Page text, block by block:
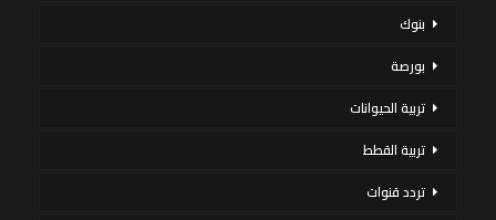
بنوك
بورصة
تربية الحيوانات
تربية القطط
تردد قنوات